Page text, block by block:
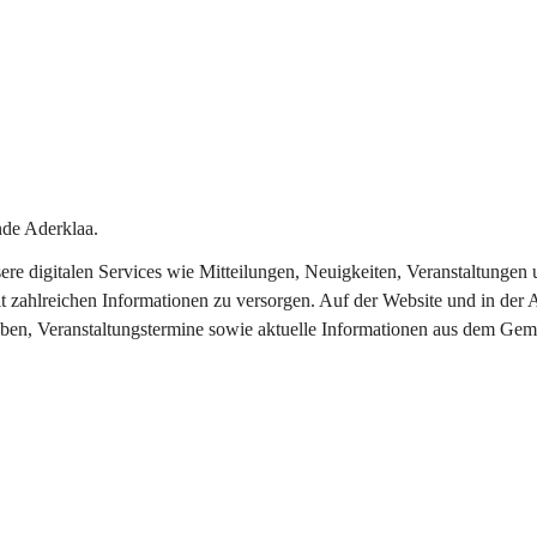
Aderklaa.
digitalen Services wie Mitteilungen, Neuigkeiten,
zahlreichen Informationen zu versorgen. Auf der Website und in
Veranstaltungstermine sowie aktuelle Informationen aus dem